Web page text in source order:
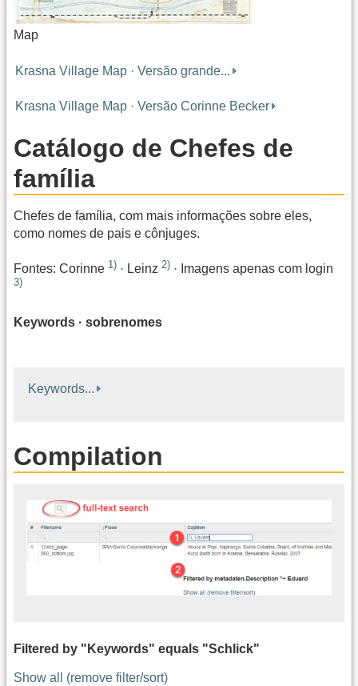
Map
Krasna Village Map · Versão grande...
Krasna Village Map · Versão Corinne Becker
Catálogo de Chefes de
família
Chefes de família, com mais informações sobre eles,
como nomes de pais e cônjuges.
Fontes: Corinne 1) · Leinz 2) · Imagens apenas com login
3)
Keywords · sobrenomes
Keywords...
Compilation
Filtered by "Keywords" equals "Schlick"
Show all (remove filter/sort)